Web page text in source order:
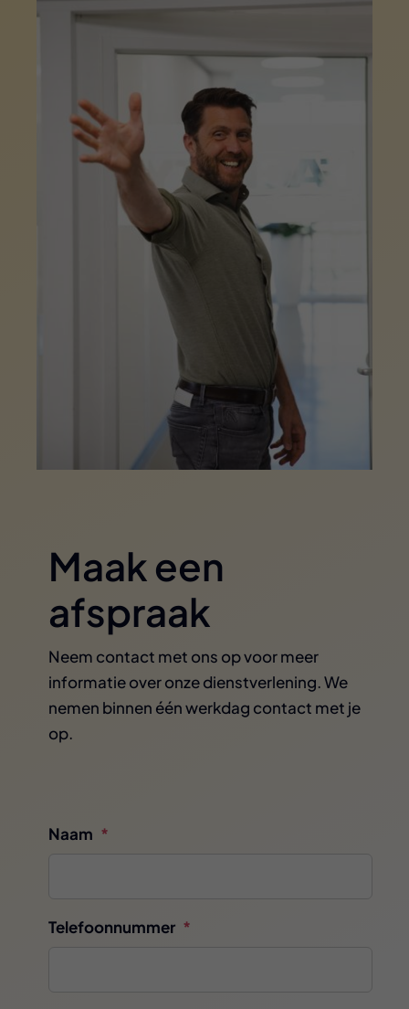
Maak een
afspraak
Neem contact met ons op voor meer
informatie over onze dienstverlening. We
nemen binnen één werkdag contact met je
op.
Naam *
Telefoonnummer *